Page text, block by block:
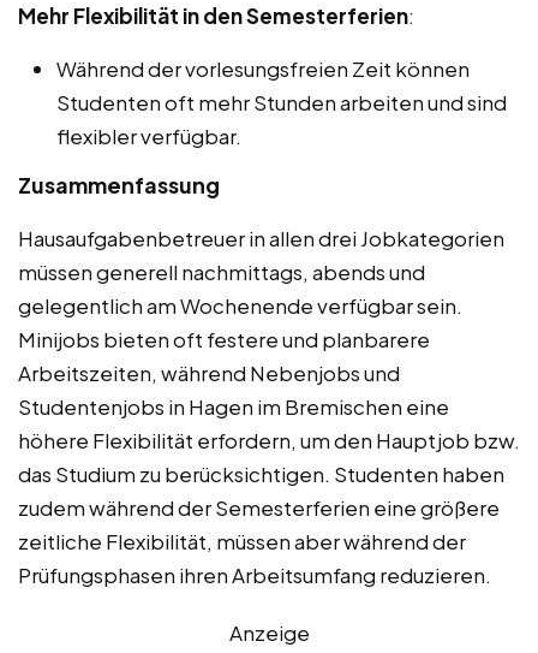
Mehr Flexibilität in den Semesterferien:
Während der vorlesungsfreien Zeit können
Studenten oft mehr Stunden arbeiten und sind
flexibler verfügbar.
Zusammenfassung
Hausaufgabenbetreuer in allen drei Jobkategorien
müssen generell nachmittags, abends und
gelegentlich am Wochenende verfügbar sein.
Minijobs bieten oft festere und planbarere
Arbeitszeiten, während Nebenjobs und
Studentenjobs in Hagen im Bremischen eine
höhere Flexibilität erfordern, um den Hauptjob bzw.
das Studium zu berücksichtigen. Studenten haben
zudem während der Semesterferien eine größere
zeitliche Flexibilität, müssen aber während der
Prüfungsphasen ihren Arbeitsumfang reduzieren.
Anzeige